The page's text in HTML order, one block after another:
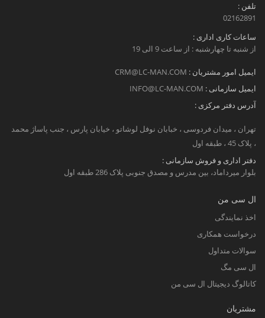
تلفن :
02162891
ساعات کاری اداری :
از شنبه تا چهارشنبه : از ساعت 9 الی 19
ایمیل امور مشتریان : CRM@LC-MAN.COM
ایمیل سازمانی : INFO@LC-MAN.COM
آدرس دفتر مرکزی :
تهران ، میدان فردوسی ، خبابان نوفل لوشاتو ، خیابان پارس ، جنب پاساژ محمد
، پلاک 45 ، طبقه اول
دفتر اداری و فروش سازمانی :
بلوار میرداماد، بین مدرس و مصدق جنوبی پلاک 286 طبقه اول
ال سی من
اخذ نمایندگی
درخواست همکاری
سوالات متداول
ال سی مگ
کاتالوگ دیجیتال ال سی من
مشتریان